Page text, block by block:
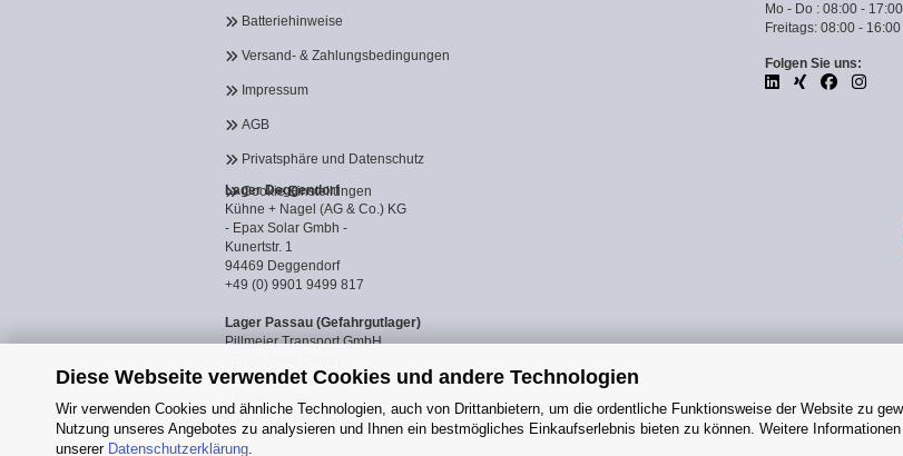
Diese Webseite verwendet Cookies und andere Technologien
Wir verwenden Cookies und ähnliche Technologien, auch von Drittanbietern, um die ordentliche Funktionsweise der Website zu
Nutzung unseres Angebotes zu analysieren und Ihnen ein bestmögliches Einkaufserlebnis bieten zu können. Weitere
unserer Datenschutzerklärung
Batteriehinweise
Versand- & Zahlungsbedingungen
Impressum
AGB
Privatsphäre und Datenschutz
Cookie Einstellungen
Mo - Do : 08:00 -
Freitags: 08:00 -
Folgen Sie uns:
Lager Deggendorf
Kühne + Nagel (AG & Co.) KG
- Epax Solar Gmbh -
Kunertstr. 1
94469 Deggendorf
+49 (0) 9901 9499 817
Lager Passau (Gefahrgutlager)
Pillmeier Transport GmbH
Industriestraße 14a
0851 8818187